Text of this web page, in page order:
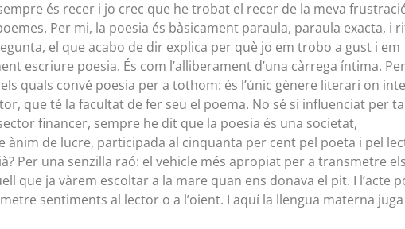
és recer i jo crec que he trobat el recer de la meva
Per mi, la poesia és bàsicament paraula, paraula exacta, i
el que acabo de dir explica per què jo em trobo a gust i em
escriure poesia. És com l’alliberament d’una càrrega íntima.
quals convé poesia per a tothom: és l’únic gènere literari on
que té la facultat de fer seu el poema. No sé si influenciat per
financer, sempre he dit que la poesia és una societat,
ànim de lucre, participada al cinquanta per cent pel poeta i pel
Per una senzilla raó: el vehicle més apropiat per a transmetre els
que ja vàrem escoltar a la mare quan ens donava el pit. I l’acte
sentiments al lector o a l’oient. I aquí la llengua materna